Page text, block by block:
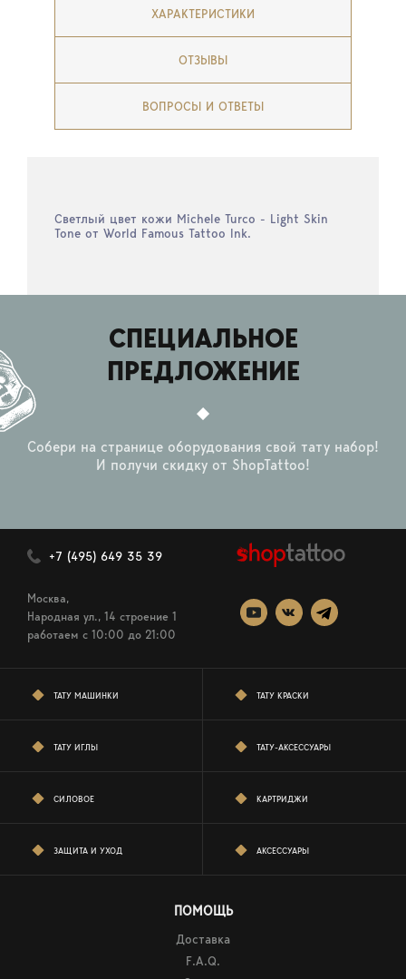
ХАРАКТЕРИСТИКИ
ОТЗЫВЫ
ВОПРОСЫ И ОТВЕТЫ
Светлый цвет кожи Michele Turco - Light Skin
Tone от World Famous Tattoo Ink.
СПЕЦИАЛЬНОЕ
ПРЕДЛОЖЕНИЕ
Собери на странице оборудования свой тату набор!
И получи скидку от ShopTattoo!
+7 (495) 649 35 39
Москва,
Народная ул., 14 строение 1
работаем c 10:00 до 21:00
ТАТУ МАШИНКИ ТАТУ КРАСКИ
ТАТУ ИГЛЫ ТАТУ-АКСЕССУАРЫ
СИЛОВОЕ КАРТРИДЖИ
ЗАЩИТА И УХОД АКСЕССУАРЫ
ПОМОЩЬ
Доставка
F.A.Q.